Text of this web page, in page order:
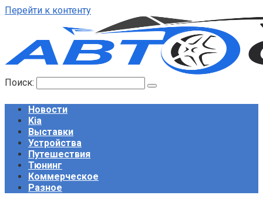
Перейти к контенту
Поиск:
Новости
Kia
Выставки
Устройства
Путешествия
Тюнинг
Коммерческое
Разное